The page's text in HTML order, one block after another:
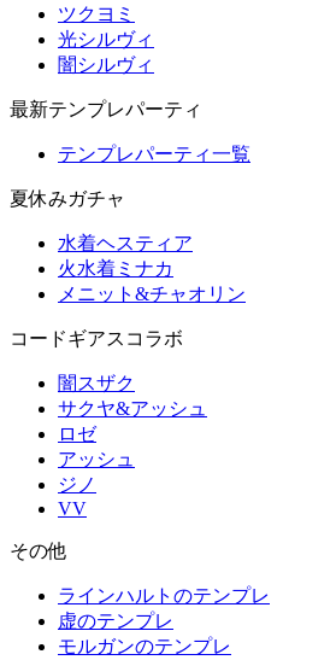
ツクヨミ
光シルヴィ
闇シルヴィ
最新テンプレパーティ
テンプレパーティ一覧
夏休みガチャ
水着ヘスティア
火水着ミナカ
メニット&チャオリン
コードギアスコラボ
闇スザク
サクヤ&アッシュ
ロゼ
アッシュ
ジノ
VV
その他
ラインハルトのテンプレ
虚のテンプレ
モルガンのテンプレ